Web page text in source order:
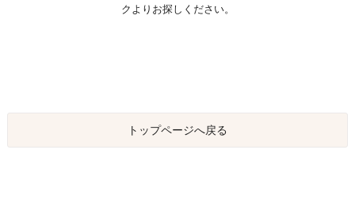
クよりお探しください。
トップページへ戻る